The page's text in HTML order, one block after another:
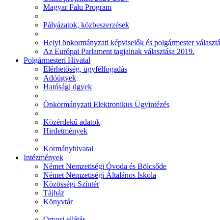
Magyar Falu Program
Pályázatok, közbeszerzések
Helyi önkormányzati képviselők és polgármester
Az Európai Parlament tagjainak választása 2019.
Polgármesteri Hivatal
Elérhetőség, ügyfélfogadás
Adóügyek
Hatósági ügyek
Önkormányzati Elektronikus Ügyintézés
Közérdekű adatok
Hirdetmények
Kormányhivatal
Intézmények
Német Nemzetiségi Óvoda és Bölcsőde
Német Nemzetiségi Általános Iskola
Közösségi Színtér
Tájház
Könyvtár